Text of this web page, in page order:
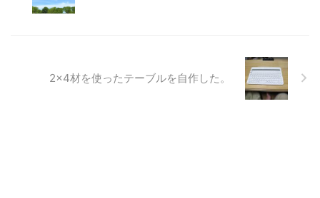
2×4材を使ったテーブルを自作した。